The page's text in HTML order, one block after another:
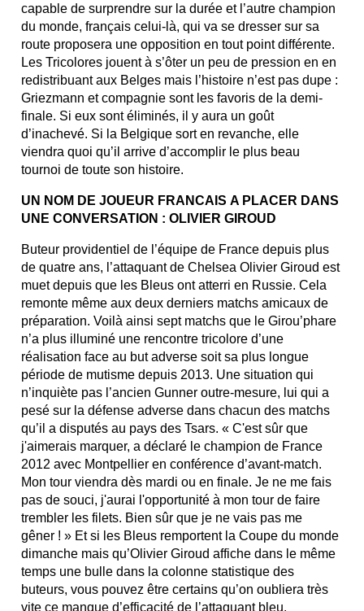
capable de surprendre sur la durée et l’autre champion
du monde, français celui-là, qui va se dresser sur sa
route proposera une opposition en tout point différente.
Les Tricolores jouent à s’ôter un peu de pression en en
redistribuant aux Belges mais l’histoire n’est pas dupe :
Griezmann et compagnie sont les favoris de la demi-
finale. Si eux sont éliminés, il y aura un goût
d’inachevé. Si la Belgique sort en revanche, elle
viendra quoi qu’il arrive d’accomplir le plus beau
tournoi de toute son histoire.
UN NOM DE JOUEUR FRANCAIS A PLACER DANS
UNE CONVERSATION : OLIVIER GIROUD
Buteur providentiel de l’équipe de France depuis plus
de quatre ans, l’attaquant de Chelsea Olivier Giroud est
muet depuis que les Bleus ont atterri en Russie. Cela
remonte même aux deux derniers matchs amicaux de
préparation. Voilà ainsi sept matchs que le Girou’phare
n’a plus illuminé une rencontre tricolore d’une
réalisation face au but adverse soit sa plus longue
période de mutisme depuis 2013. Une situation qui
n’inquiète pas l’ancien Gunner outre-mesure, lui qui a
pesé sur la défense adverse dans chacun des matchs
qu’il a disputés au pays des Tsars. « C'est sûr que
j'aimerais marquer, a déclaré le champion de France
2012 avec Montpellier en conférence d’avant-match.
Mon tour viendra dès mardi ou en finale. Je ne me fais
pas de souci, j'aurai l'opportunité à mon tour de faire
trembler les filets. Bien sûr que je ne vais pas me
gêner ! » Et si les Bleus remportent la Coupe du monde
dimanche mais qu’Olivier Giroud affiche dans le même
temps une bulle dans la colonne statistique des
buteurs, vous pouvez être certains qu’on oubliera très
vite ce manque d’efficacité de l’attaquant bleu.